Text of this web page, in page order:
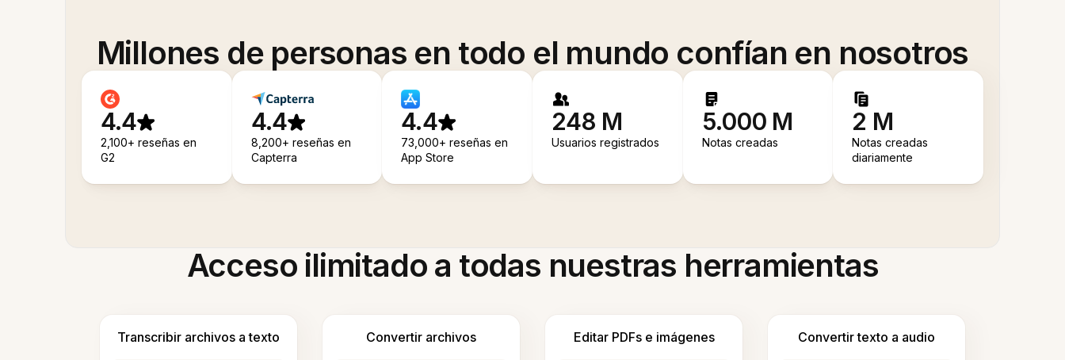
Millones de personas en todo el mundo confían en nosotros
4.4
2,100+ reseñas en
G2
4.4
8,200+ reseñas en
Capterra
4.4
73,000+ reseñas en
App Store
248 M
Usuarios registrados
5.000 M
Notas creadas
2 M
Notas creadas
diariamente
Acceso ilimitado a todas nuestras herramientas
Transcribir archivos a texto Convertir archivos Editar PDFs e imágenes Convertir texto a audio